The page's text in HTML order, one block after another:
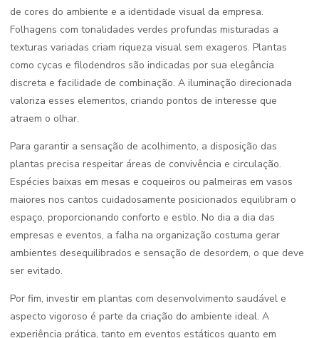
de cores do ambiente e a identidade visual da empresa.
Folhagens com tonalidades verdes profundas misturadas a
texturas variadas criam riqueza visual sem exageros. Plantas
como cycas e filodendros são indicadas por sua elegância
discreta e facilidade de combinação. A iluminação direcionada
valoriza esses elementos, criando pontos de interesse que
atraem o olhar.
Para garantir a sensação de acolhimento, a disposição das
plantas precisa respeitar áreas de convivência e circulação.
Espécies baixas em mesas e coqueiros ou palmeiras em vasos
maiores nos cantos cuidadosamente posicionados equilibram o
espaço, proporcionando conforto e estilo. No dia a dia das
empresas e eventos, a falha na organização costuma gerar
ambientes desequilibrados e sensação de desordem, o que deve
ser evitado.
Por fim, investir em plantas com desenvolvimento saudável e
aspecto vigoroso é parte da criação do ambiente ideal. A
experiência prática, tanto em eventos estáticos quanto em